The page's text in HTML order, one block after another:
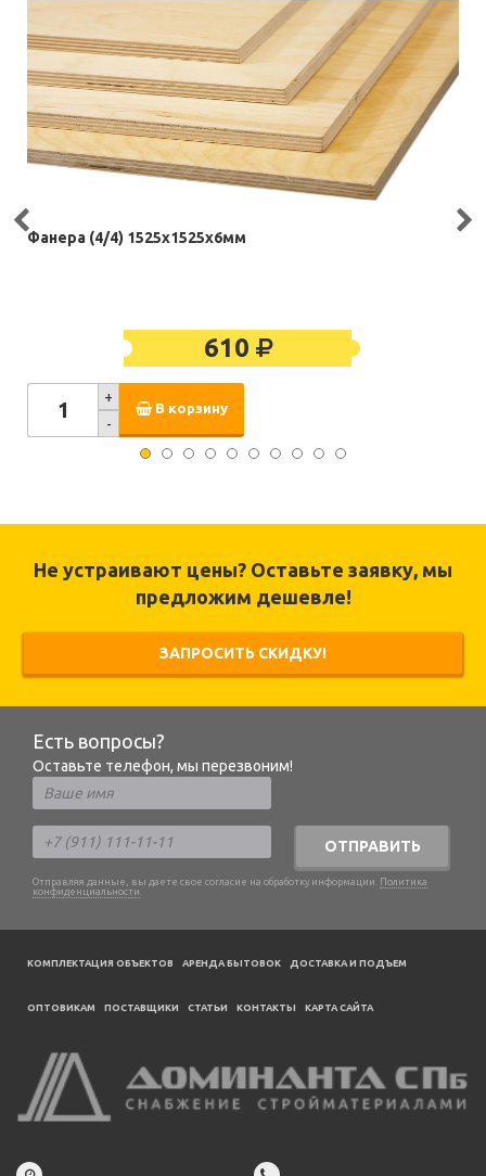
Фанера (4/4) 1525х1525х6мм
610
+
-
В корзину
Не устраивают цены? Оставьте заявку, мы
предложим дешевле!
ЗАПРОСИТЬ СКИДКУ!
Есть вопросы?
Оставьте телефон, мы перезвоним!
ОТПРАВИТЬ
Отправляя данные, вы даете свое согласие на обработку информации. Политика
конфиденциальности .
КОМПЛЕКТАЦИЯ ОБЪЕКТОВ АРЕНДА БЫТОВОК ДОСТАВКА И ПОДЪЕМ
ОПТОВИКАМ ПОСТАВЩИКИ CТАТЬИ КОНТАКТЫ КАРТА САЙТА